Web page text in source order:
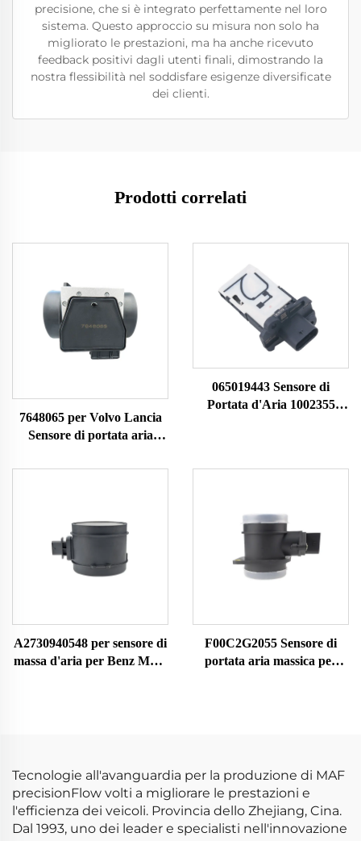
precisione, che si è integrato perfettamente nel loro
sistema. Questo approccio su misura non solo ha
migliorato le prestazioni, ma ha anche ricevuto
feedback positivi dagli utenti finali, dimostrando la
nostra flessibilità nel soddisfare esigenze diversificate
dei clienti.
Prodotti correlati
7648065 per Volvo Lancia
Sensore di portata aria
0986280114 7516065 86065
065019443 Sensore di
Portata d'Aria 1002355
A2730940548 per sensore di
massa d'aria per Benz MAF
F00C2G2055 Sensore di
portata aria massica per
Tecnologie all'avanguardia per la produzione di MAF
precisionFlow volti a migliorare le prestazioni e
l'efficienza dei veicoli. Provincia dello Zhejiang, Cina.
Dal 1993, uno dei leader e specialisti nell'innovazione